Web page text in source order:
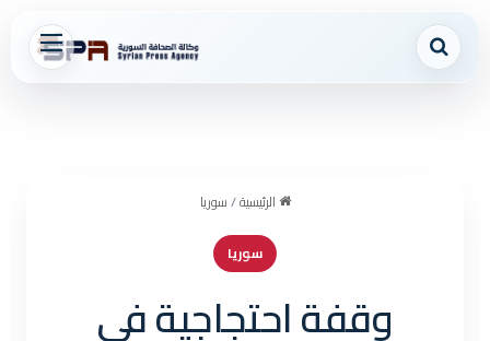
القائمة بحث عن
الرئيسية/سوريا
سوريا
وقفة احتجاجية في